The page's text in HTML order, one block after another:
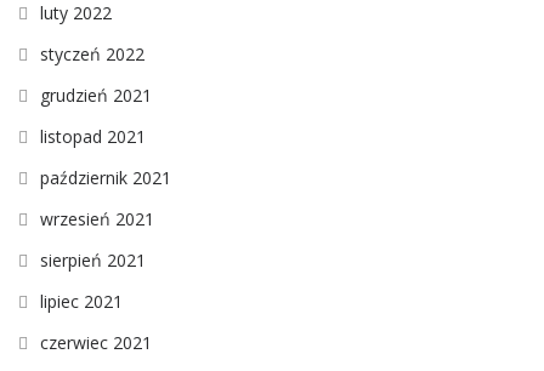
luty 2022
styczeń 2022
grudzień 2021
listopad 2021
październik 2021
wrzesień 2021
sierpień 2021
lipiec 2021
czerwiec 2021